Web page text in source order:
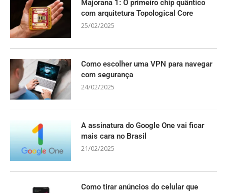
Majorana 1: O primeiro chip quântico
com arquitetura Topological Core
25/02/2025
Como escolher uma VPN para navegar
com segurança
24/02/2025
A assinatura do Google One vai ficar
mais cara no Brasil
21/02/2025
Como tirar anúncios do celular que